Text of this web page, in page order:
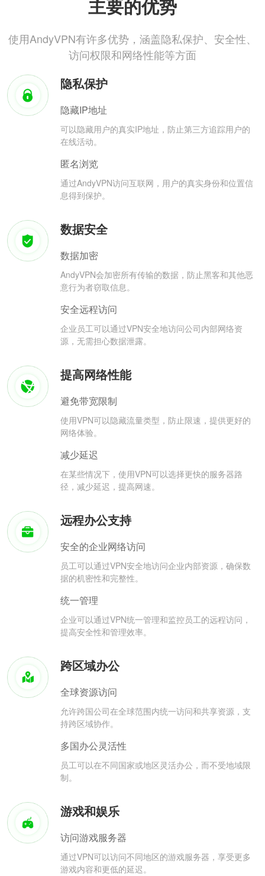
主要的优势
使用AndyVPN有许多优势，涵盖隐私保护、安全性、
访问权限和网络性能等方面
隐私保护
隐藏IP地址
可以隐藏用户的真实IP地址，防止第三方追踪用户的
在线活动。
匿名浏览
通过AndyVPN访问互联网，用户的真实身份和位置信
息得到保护。
数据安全
数据加密
AndyVPN会加密所有传输的数据，防止黑客和其他恶
意行为者窃取信息。
安全远程访问
企业员工可以通过VPN安全地访问公司内部网络资
源，无需担心数据泄露。
提高网络性能
避免带宽限制
使用VPN可以隐藏流量类型，防止限速，提供更好的
网络体验。
减少延迟
在某些情况下，使用VPN可以选择更快的服务器路
径，减少延迟，提高网速。
远程办公支持
安全的企业网络访问
员工可以通过VPN安全地访问企业内部资源，确保数
据的机密性和完整性。
统一管理
企业可以通过VPN统一管理和监控员工的远程访问，
提高安全性和管理效率。
跨区域办公
全球资源访问
允许跨国公司在全球范围内统一访问和共享资源，支
持跨区域协作。
多国办公灵活性
员工可以在不同国家或地区灵活办公，而不受地域限
制。
游戏和娱乐
访问游戏服务器
通过VPN可以访问不同地区的游戏服务器，享受更多
游戏内容和更低的延迟。